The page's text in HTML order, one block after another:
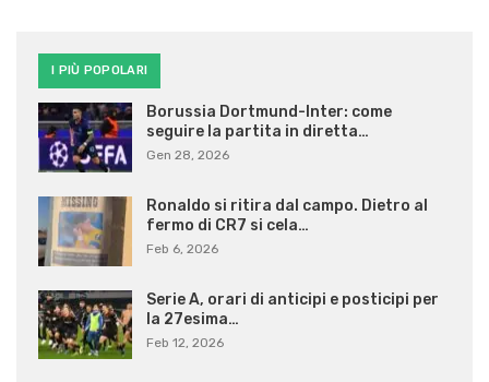
I PIÙ POPOLARI
Borussia Dortmund-Inter: come
seguire la partita in diretta…
Gen 28, 2026
Ronaldo si ritira dal campo. Dietro al
fermo di CR7 si cela…
Feb 6, 2026
Serie A, orari di anticipi e posticipi per
la 27esima…
Feb 12, 2026